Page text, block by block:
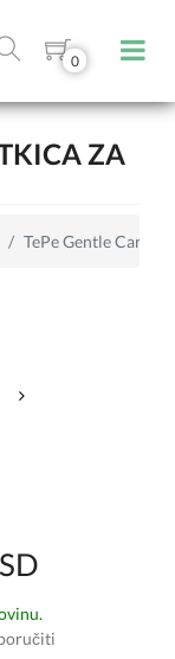
0
ZA
TePe Gentle Care